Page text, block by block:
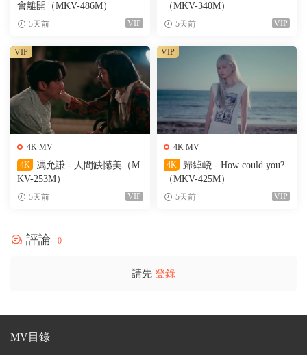
會離開（MKV-486M）
5天前 VIP
（MKV-340M）
5天前 VIP
4K MV
4K
馮允謙 - 人間缺憾美（M
KV-253M）
5天前 VIP
VIP
4K MV
4K
歸綽峣 - How could you?
（MKV-425M）
5天前 VIP
VIP
評論 0
請先 登錄
MV目錄